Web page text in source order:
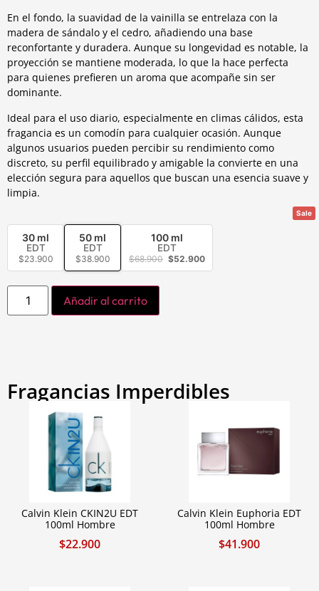
En el fondo, la suavidad de la vainilla se entrelaza con la
madera de sándalo y el cedro, añadiendo una base
reconfortante y duradera. Aunque su longevidad es notable, la
proyección se mantiene moderada, lo que la hace perfecta
para quienes prefieren un aroma que acompañe sin ser
dominante.
Ideal para el uso diario, especialmente en climas cálidos, esta
fragancia es un comodín para cualquier ocasión. Aunque
algunos usuarios pueden percibir su rendimiento como
discreto, su perfil equilibrado y amigable la convierte en una
elección segura para aquellos que buscan una esencia suave y
limpia.
30 ml
EDT
$23.900
50 ml
EDT
$38.900
Sale
100 ml
EDT
$68.900 $52.900
Añadir al carrito
Fragancias Imperdibles
Calvin Klein CKIN2U EDT
100ml Hombre
$22.900
Calvin Klein Euphoria EDT
100ml Hombre
$41.900